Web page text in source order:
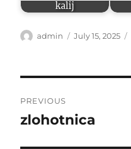
kalij
Author
admin
Posted
July 15, 2025
navigation
PREVIOUS
Previous
zlohotnica